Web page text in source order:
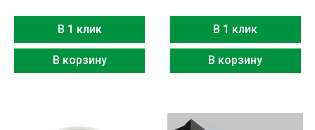
В 1 клик
В корзину
В 1 клик
В корзину